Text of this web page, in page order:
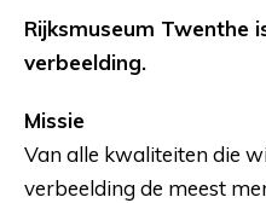
Rijksmuseum Twenthe
verbeelding.
Missie
Van alle kwaliteiten die
verbeelding de meest